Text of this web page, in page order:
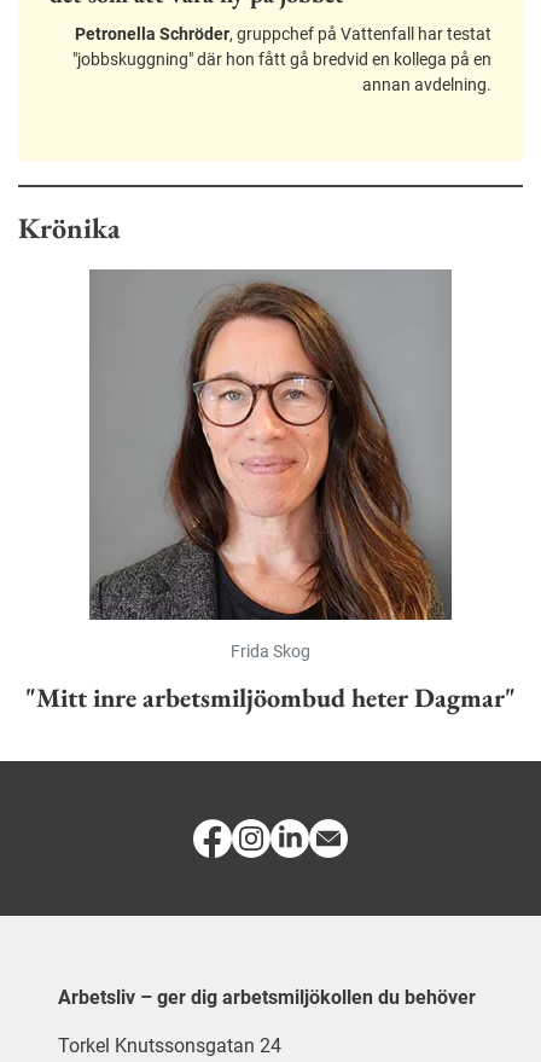
Petronella Schröder, gruppchef på Vattenfall har testat
"jobbskuggning" där hon fått gå bredvid en kollega på en
annan avdelning.
Krönika
Frida Skog
"Mitt inre arbetsmiljöombud heter Dagmar"
Arbetsliv – ger dig arbetsmiljökollen du behöver
Torkel Knutssonsgatan 24